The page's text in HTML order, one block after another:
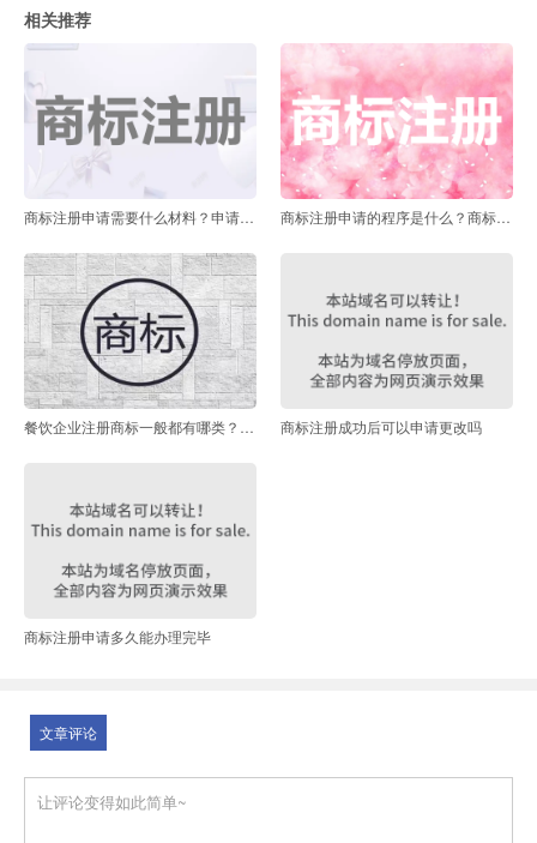
相关推荐
商标注册申请需要什么材料？申请商标需要多长时间？ 商标注册申请的程序是什么？商标注册需要提供哪些资料？
餐饮企业注册商标一般都有哪类？餐饮商标侵权如何认定？ 商标注册成功后可以申请更改吗
商标注册申请多久能办理完毕
文章评论